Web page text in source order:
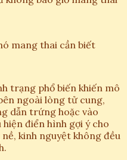
mang thai cần biết
trạng phổ biến khiến mô
ngoài lòng tử cung,
dẫn trứng hoặc vào
điển hình gợi ý cho
kinh nguyệt không đều